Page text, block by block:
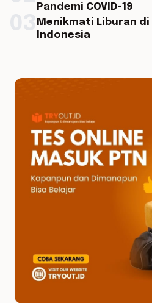
Pandemi COVID-19
Menikmati Liburan
Indonesia